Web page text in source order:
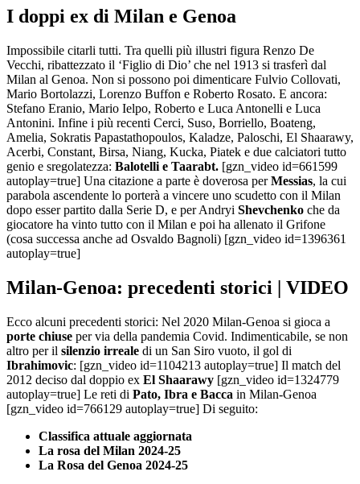
I doppi ex di Milan e Genoa
Impossibile citarli tutti. Tra quelli più illustri figura Renzo De
Vecchi, ribattezzato il ‘Figlio di Dio’ che nel 1913 si trasferì dal
Milan al Genoa. Non si possono poi dimenticare Fulvio Collovati,
Mario Bortolazzi, Lorenzo Buffon e Roberto Rosato. E ancora:
Stefano Eranio, Mario Ielpo, Roberto e Luca Antonelli e Luca
Antonini. Infine i più recenti Cerci, Suso, Borriello, Boateng,
Amelia, Sokratis Papastathopoulos, Kaladze, Paloschi, El Shaarawy,
Acerbi, Constant, Birsa, Niang, Kucka, Piatek e due calciatori tutto
genio e sregolatezza: Balotelli e Taarabt. [gzn_video id=661599
autoplay=true] Una citazione a parte è doverosa perMessias, la cui
parabola ascendente lo porterà a vincere uno scudetto con il Milan
dopo esser partito dalla Serie D, e per Andryi Shevchenko che da
giocatore ha vinto tutto con il Milan e poi ha allenato il Grifone
(cosa successa anche ad Osvaldo Bagnoli) [gzn_video id=1396361
autoplay=true]
Milan-Genoa: precedenti storici | VIDEO
Ecco alcuni precedenti storici: Nel 2020 Milan-Genoa si gioca a
porte chiuse per via della pandemia Covid. Indimenticabile, se non
altro per il silenzio irreale di un San Siro vuoto, il gol di
Ibrahimovic: [gzn_video id=1104213 autoplay=true] Il match del
2012 deciso dal doppio ex El Shaarawy [gzn_video id=1324779
autoplay=true] Le reti di Pato, Ibra e Bacca in Milan-Genoa
[gzn_video id=766129 autoplay=true] Di seguito:
Classifica attuale aggiornata
La rosa del Milan 2024-25
La Rosa del Genoa 2024-25